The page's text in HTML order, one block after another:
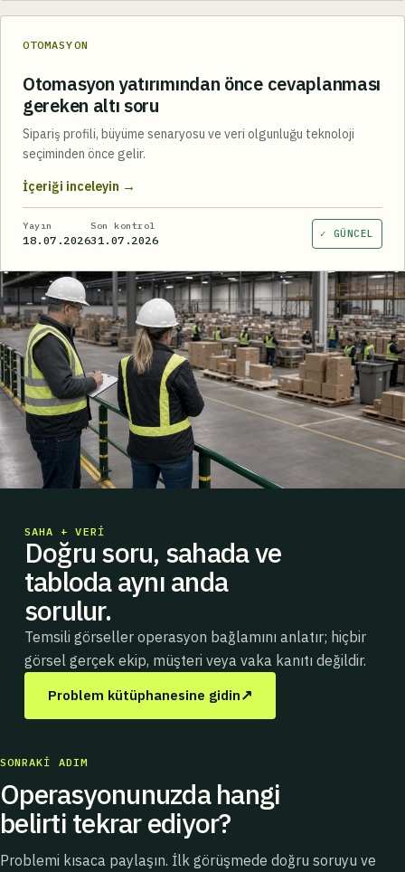
OTOMASYON
Otomasyon yatırımından önce cevaplanması
gereken altı soru
Sipariş profili, büyüme senaryosu ve veri olgunluğu teknoloji
seçiminden önce gelir.
İçeriği inceleyin →
Yayın
18.07.2026
Son kontrol
31.07.2026 ✓ GÜNCEL
SAHA + VERI
Doğru soru, sahada ve
tabloda aynı anda
sorulur.
Temsili görseller operasyon bağlamını anlatır; hiçbir
görsel gerçek ekip, müşteri veya vaka kanıtı değildir.
Problem kütüphanesine gidin↗
SONRAKI ADIM
Operasyonunuzda hangi
belirti tekrar ediyor?
Problemi kısaca paylaşın. İlk görüşmede doğru soruyu ve